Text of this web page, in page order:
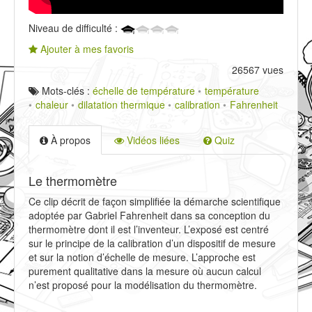
Niveau de difficulté :
Ajouter à mes favoris
26567 vues
Mots-clés : échelle de température
température
chaleur
dilatation thermique calibration Fahrenheit
À propos Vidéos liées Quiz
Le thermomètre
Ce clip décrit de façon simplifiée la démarche scientifique
adoptée par Gabriel Fahrenheit dans sa conception du
thermomètre dont il est l’inventeur. L’exposé est centré
sur le principe de la calibration d’un dispositif de mesure
et sur la notion d’échelle de mesure. L’approche est
purement qualitative dans la mesure où aucun calcul
n’est proposé pour la modélisation du thermomètre.